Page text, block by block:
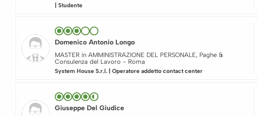
| Studente
Domenico Antonio Longo
MASTER in AMMINISTRAZIONE DEL PERSONALE, Paghe &
Consulenza del Lavoro - Roma
System House S.r.l. | Operatore addetto contact center
Giuseppe Del Giudice